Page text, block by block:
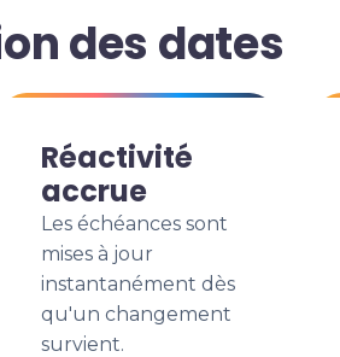
des dates
Réactivité
accrue
Les échéances sont
mises à jour
instantanément dès
qu'un changement
survient.